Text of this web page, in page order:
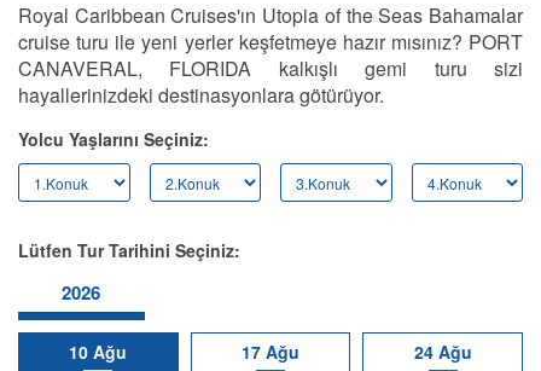
Royal Caribbean Cruises'ın Utopia of the Seas Bahamalar
cruise turu ile yeni yerler keşfetmeye hazır mısınız? PORT
CANAVERAL, FLORIDA kalkışlı gemi turu sizi
hayallerinizdeki destinasyonlara götürüyor.
Yolcu Yaşlarını Seçiniz:
Lütfen Tur Tarihini Seçiniz:
2026
10 Ağu 17 Ağu 24 Ağu